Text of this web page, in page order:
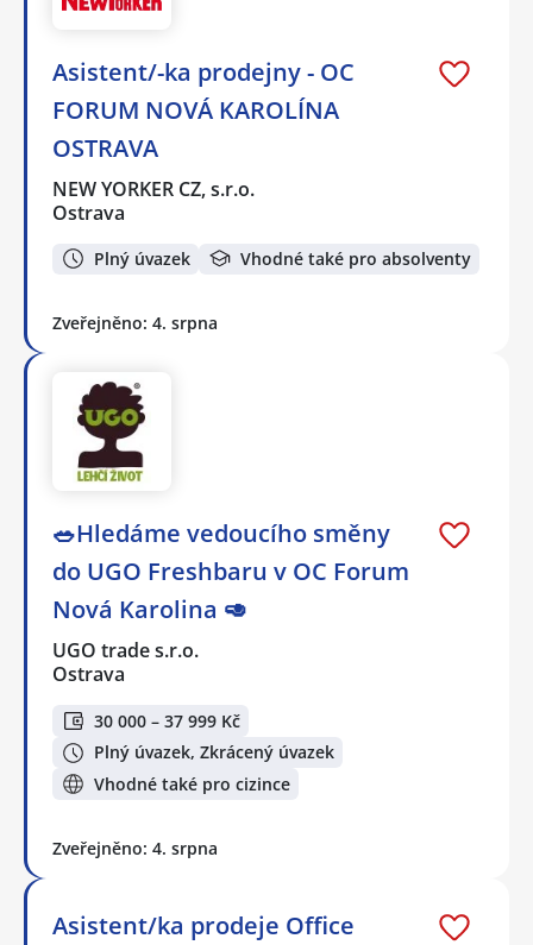
Asistent/-ka prodejny - OC
FORUM NOVÁ KAROLÍNA
OSTRAVA
NEW YORKER CZ, s.r.o.
Ostrava
Plný úvazek Vhodné také pro absolventy
Zveřejněno: 4. srpna
🥗Hledáme vedoucího směny
do UGO Freshbaru v OC Forum
Nová Karolina 🥑
UGO trade s.r.o.
Ostrava
30 000 – 37 999 Kč
Plný úvazek, Zkrácený úvazek
Vhodné také pro cizince
Zveřejněno: 4. srpna
Asistent/ka prodeje Office